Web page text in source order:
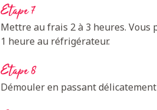
Etape 7
Mettre au frais 2 à 3 heures. Vous
1 heure au réfrigérateur.
Etape 8
Démouler en passant